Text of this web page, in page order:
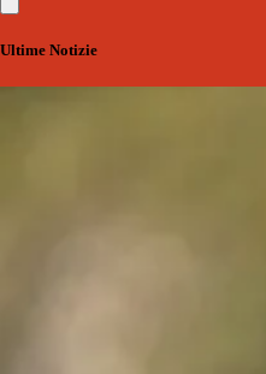
Ultime Notizie